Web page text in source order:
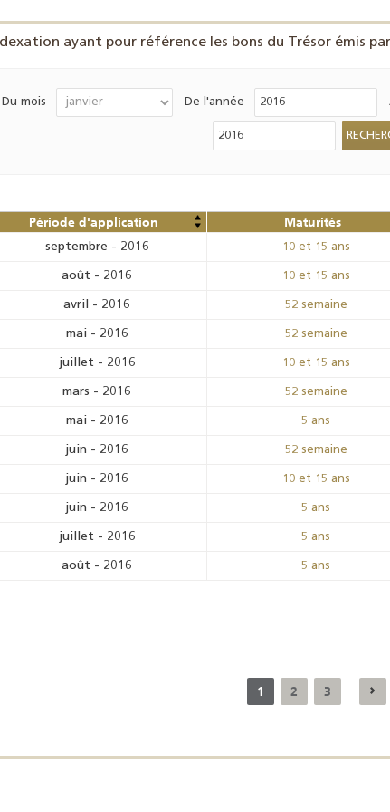
ayant pour référence les bons du Trésor émis
Du mois De l'année
Période d'application Maturités
septembre - 2016 10 et 15 ans
août - 2016 10 et 15 ans
avril - 2016 52 semaine
mai - 2016 52 semaine
juillet - 2016 10 et 15 ans
mars - 2016 52 semaine
mai - 2016 5 ans
juin - 2016 52 semaine
juin - 2016 10 et 15 ans
juin - 2016 5 ans
juillet - 2016 5 ans
août - 2016 5 ans
1 2 3